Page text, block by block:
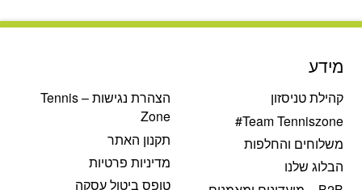
₪350.
₪315.
מידע
קהילת טניסזון
Team Tenniszone#
משלוחים והחלפות
הבלוג שלנו
הצהרת נגישות – Tennis
Zone
תקנון האתר
מדיניות פרטיות
טופס ביטול עסקה